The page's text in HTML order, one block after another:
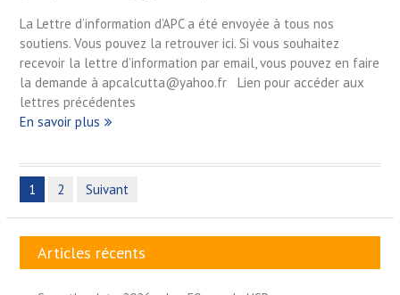
La Lettre d’information d’APC a été envoyée à tous nos
soutiens. Vous pouvez la retrouver ici. Si vous souhaitez
recevoir la lettre d’information par email, vous pouvez en faire
la demande à apcalcutta@yahoo.fr Lien pour accéder aux
lettres précédentes
En savoir plus
Pagination
des
publications
1 2 Suivant
Articles récents